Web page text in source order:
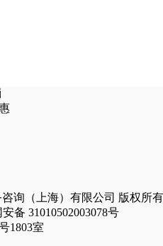
咨询（上海）有限公司 版权所有
备 31010502003078号
1803室